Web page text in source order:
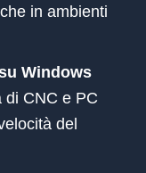
in ambienti
Windows
di CNC e PC
del